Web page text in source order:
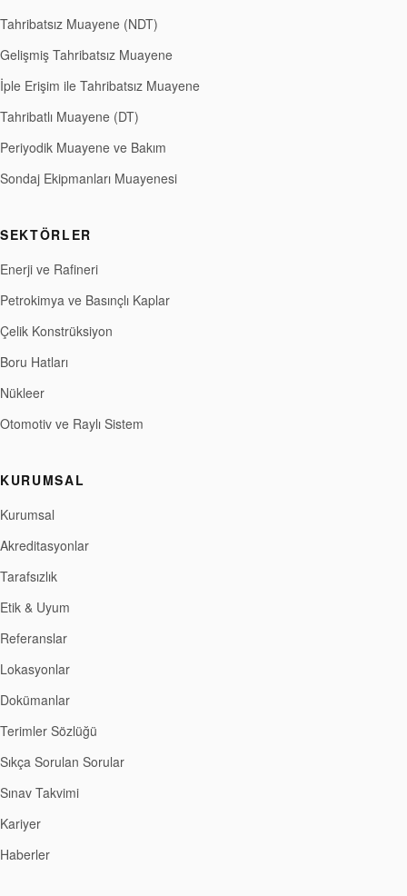
Tahribatsız Muayene (NDT)
Gelişmiş Tahribatsız Muayene
İple Erişim ile Tahribatsız Muayene
Tahribatlı Muayene (DT)
Periyodik Muayene ve Bakım
Sondaj Ekipmanları Muayenesi
SEKTÖRLER
Enerji ve Rafineri
Petrokimya ve Basınçlı Kaplar
Çelik Konstrüksiyon
Boru Hatları
Nükleer
Otomotiv ve Raylı Sistem
KURUMSAL
Kurumsal
Akreditasyonlar
Tarafsızlık
Etik & Uyum
Referanslar
Lokasyonlar
Dokümanlar
Terimler Sözlüğü
Sıkça Sorulan Sorular
Sınav Takvimi
Kariyer
Haberler